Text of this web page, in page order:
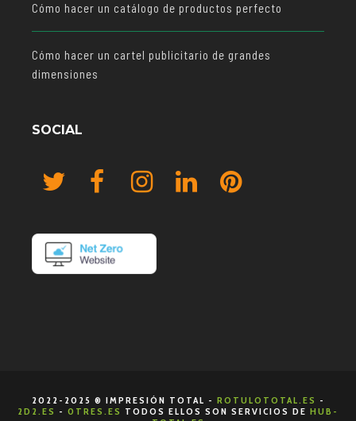
Cómo hacer un catálogo de productos perfecto
Cómo hacer un cartel publicitario de grandes
dimensiones
SOCIAL
2022-2025 ® IMPRESIÓN TOTAL - ROTULOTOTAL.ES -
2D2.ES - 0TRES.ES TODOS ELLOS SON SERVICIOS DE HUB-